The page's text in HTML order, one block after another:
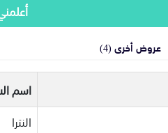
عروض أخرى (4)
اسم
النترا